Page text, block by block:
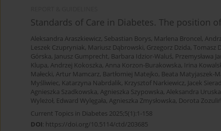
Standards of Care in Diabetes. The position
Aleksandra Araszkiewicz, Sebastian Borys, Marlena Broncel,
Leszek Czupryniak, Mariusz Dąbrowski, Grzegorz Dzida, Tomasz
Górska, Janusz Gumprecht, Barbara Idzior-Waluś, Przemysława
Klupa, Andrzej Kokoszka, Anna Korzon-Burakowska, Irina
Małecki, Artur Mamcarz, Bartłomiej Matejko, Beata Matyjaszek-
Myśliwiec, Katarzyna Nabrdalik, Krzysztof Narkiewicz, Jacek
Agnieszka Szadkowska, Agnieszka Szypowska, Aleksandra Uruska
Wyleżoł, Edward Wylęgała, Agnieszka Zmysłowska, Dorota
Current Topics in Diabetes 2025;5(1):1-158
DOI: https://doi.org/10.5114/ctd/203685